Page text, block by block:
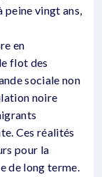
peine vingt ans,
en
flot des
sociale non
noire
Ces réalités
pour la
de long terme.